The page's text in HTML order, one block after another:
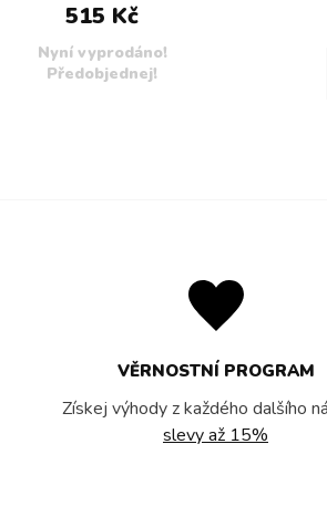
515 Kč
Nyní vyprodáno!
Předobjednej!
VĚRNOSTNÍ PROGRAM
Získej výhody z každého dalšího
slevy až 15%